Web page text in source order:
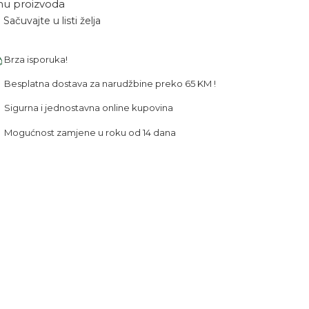
proizvoda
Sačuvajte u listi želja
Brza isporuka!
Besplatna dostava za narudžbine preko 65 KM !
Sigurna i jednostavna online kupovina
Mogućnost zamjene u roku od 14 dana